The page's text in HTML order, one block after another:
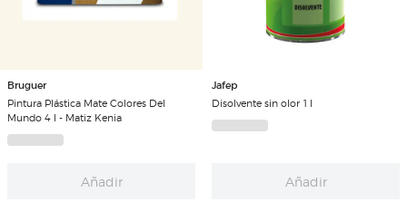
Bruguer
Pintura Plástica Mate Colores Del
Mundo 4 l - Matiz Kenia
Añadir
Jafep
Disolvente sin olor 1 l
Añadir